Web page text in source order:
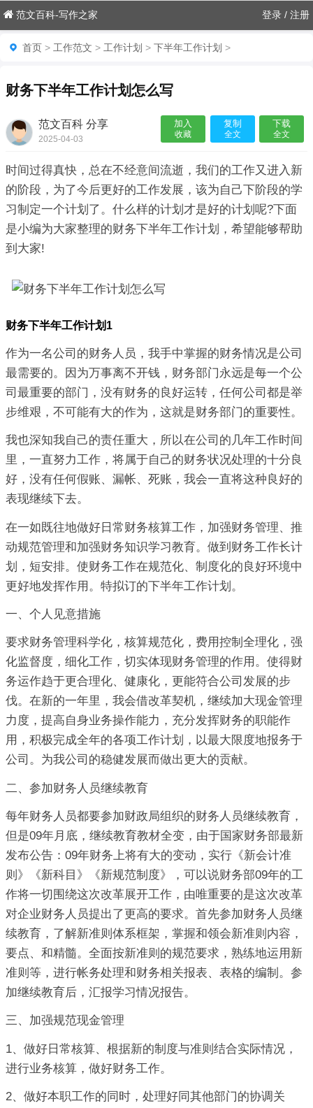
范文百科-写作之家 登录 / 注册
首页 > 工作范文 > 工作计划 > 下半年工作计划 >
财务下半年工作计划怎么写
范文百科 分享
2025-04-03
加入
收藏
复制
全文
下载
全文
时间过得真快，总在不经意间流逝，我们的工作又进入新
的阶段，为了今后更好的工作发展，该为自己下阶段的学
习制定一个计划了。什么样的计划才是好的计划呢?下面
是小编为大家整理的财务下半年工作计划，希望能够帮助
到大家!
财务下半年工作计划1
作为一名公司的财务人员，我手中掌握的财务情况是公司
最需要的。因为万事离不开钱，财务部门永远是每一个公
司最重要的部门，没有财务的良好运转，任何公司都是举
步维艰，不可能有大的作为，这就是财务部门的重要性。
我也深知我自己的责任重大，所以在公司的几年工作时间
里，一直努力工作，将属于自己的财务状况处理的十分良
好，没有任何假账、漏帐、死账，我会一直将这种良好的
表现继续下去。
在一如既往地做好日常财务核算工作，加强财务管理、推
动规范管理和加强财务知识学习教育。做到财务工作长计
划，短安排。使财务工作在规范化、制度化的良好环境中
更好地发挥作用。特拟订的下半年工作计划。
一、个人见意措施
要求财务管理科学化，核算规范化，费用控制全理化，强
化监督度，细化工作，切实体现财务管理的作用。使得财
务运作趋于更合理化、健康化，更能符合公司发展的步
伐。在新的一年里，我会借改革契机，继续加大现金管理
力度，提高自身业务操作能力，充分发挥财务的职能作
用，积极完成全年的各项工作计划，以最大限度地报务于
公司。为我公司的稳健发展而做出更大的贡献。
二、参加财务人员继续教育
每年财务人员都要参加财政局组织的财务人员继续教育，
但是09年月底，继续教育教材全变，由于国家财务部最新
发布公告：09年财务上将有大的变动，实行《新会计准
则》《新科目》《新规范制度》，可以说财务部09年的工
作将一切围绕这次改革展开工作，由唯重要的是这次改革
对企业财务人员提出了更高的要求。首先参加财务人员继
续教育，了解新准则体系框架，掌握和领会新准则内容，
要点、和精髓。全面按新准则的规范要求，熟练地运用新
准则等，进行帐务处理和财务相关报表、表格的编制。参
加继续教育后，汇报学习情况报告。
三、加强规范现金管理
1、做好日常核算、根据新的制度与准则结合实际情况，
进行业务核算，做好财务工作。
2、做好本职工作的同时，处理好同其他部门的协调关